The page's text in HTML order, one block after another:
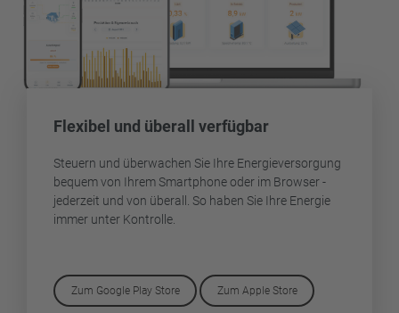
Flexibel und überall verfügbar
Steuern und überwachen Sie Ihre Energieversorgung
bequem von Ihrem Smartphone oder im Browser -
jederzeit und von überall. So haben Sie Ihre Energie
immer unter Kontrolle.
Zum Google Play Store Zum Apple Store